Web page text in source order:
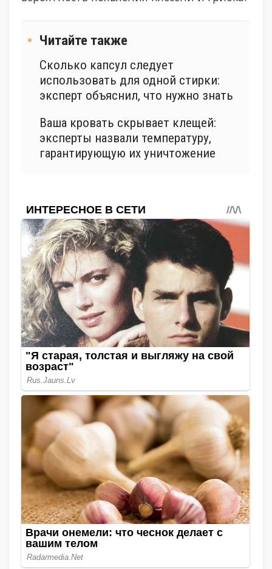
Читайте также
Сколько капсул следует
использовать для одной стирки:
эксперт объяснил, что нужно знать
Ваша кровать скрывает клещей:
эксперты назвали температуру,
гарантирующую их уничтожение